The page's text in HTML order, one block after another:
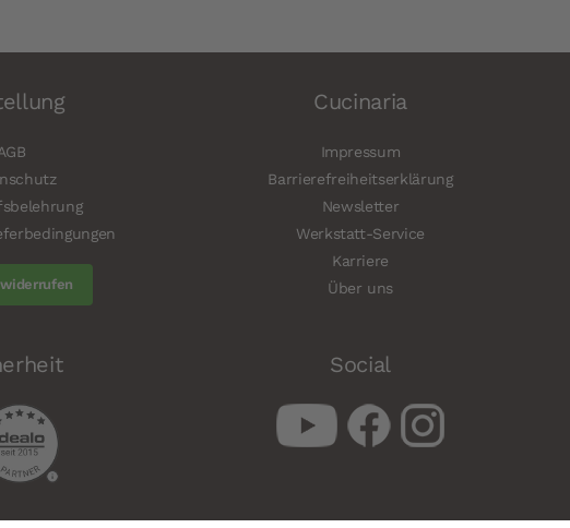
Cucinaria
Impressum
Barrierefreiheitserklärung
Newsletter
Werkstatt-Service
Karriere
Über uns
Social